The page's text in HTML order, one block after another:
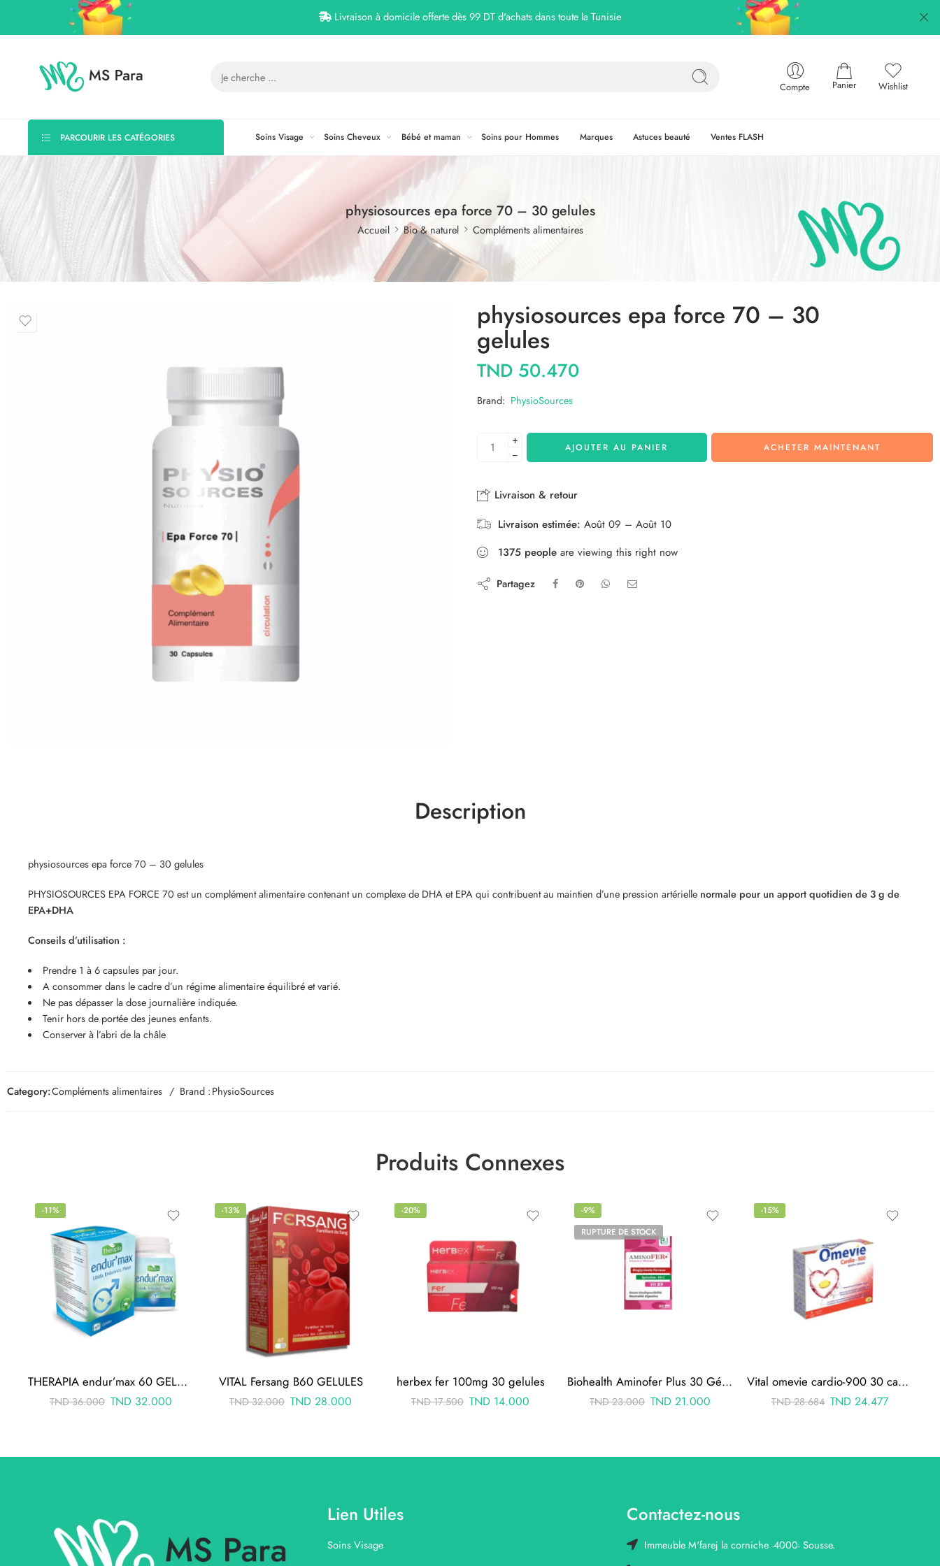
Livraison à domicile offerte dès 99 DT d'achats dans toute la Tunisie
Compte Panier Wishlist
PARCOURIR LES CATÉGORIES Soins Visage Soins Cheveux Bébé et maman Soins pour Hommes Marques Astuces beauté Ventes FLASH
physiosources epa force 70 – 30 gelules
Accueil Bio & naturel Compléments alimentaires
physiosources epa force 70 – 30
gelules
TND 50.470
Brand: PhysioSources
+
−
AJOUTER AU PANIER ACHETER MAINTENANT
Livraison & retour
Livraison estimée: Août 09 – Août 10
1375 people are viewing this right now
Partagez
Description
physiosources epa force 70 – 30 gelules
PHYSIOSOURCES EPA FORCE 70 est un complément alimentaire contenant un complexe de DHA et EPA qui contribuent au maintien d’une pression artérielle normale pour un apport quotidien de 3 g de
EPA+DHA
Conseils d’utilisation :
Prendre 1 à 6 capsules par jour.
A consommer dans le cadre d’un régime alimentaire équilibré et varié.
Ne pas dépasser la dose journalière indiquée.
Tenir hors de portée des jeunes enfants.
Conserver à l’abri de la châle
Category:Compléments alimentaires Brand :PhysioSources
Produits Connexes
-11%
THERAPIA endur’max 60 GELULES
TND36.000 TND 32.000
-13%
VITAL Fersang B60 GELULES
TND32.000 TND 28.000
-20%
herbex fer 100mg 30 gelules
TND17.500 TND 14.000
-9%
RUPTURE DE STOCK
Biohealth Aminofer Plus 30 Gélules
TND23.000 TND 21.000
-15%
Vital omevie cardio-900 30 capsules
TND28.684 TND 24.477
Lien Utiles
Soins Visage
Contactez-nous
Immeuble M'farej la corniche -4000- Sousse.